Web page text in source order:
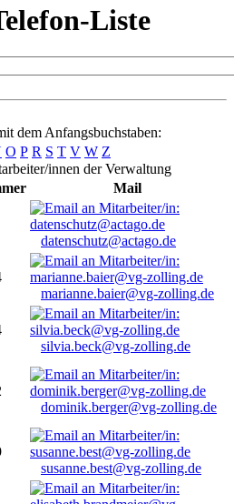
Liste
dem Anfangsbuchstaben:
O P R S T V W Z
innen der Verwaltung
Mail
datenschutz@actago.de
marianne.baier@vg-zolling.de
silvia.beck@vg-zolling.de
dominik.berger@vg-zolling.de
susanne.best@vg-zolling.de